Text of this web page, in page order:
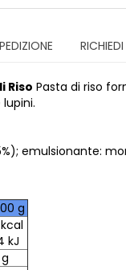
Riso Pasta di riso
emulsionante:
g
kJ